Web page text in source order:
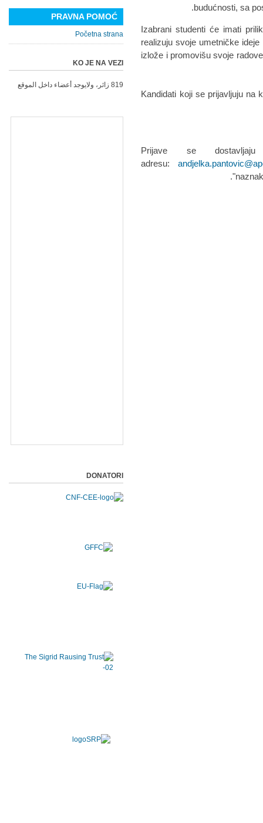
budućnosti, sa
Izabrani studenti će imati
realizuju svoje umetničke
izlože i promovišu svoje
Kandidati koji se prijavljuju na
Prijave se
adresu:
PRAVNA POMOĆ
Početna strana
KO JE NA VEZI
819 زائر، ولايوجد أعضاء داخل الموقع
DONATORI